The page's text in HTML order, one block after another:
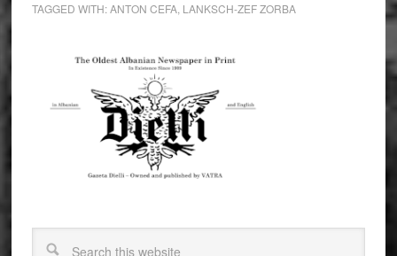
TAGGED WITH:ANTON CEFA, LANKSCH-ZEF ZORBA